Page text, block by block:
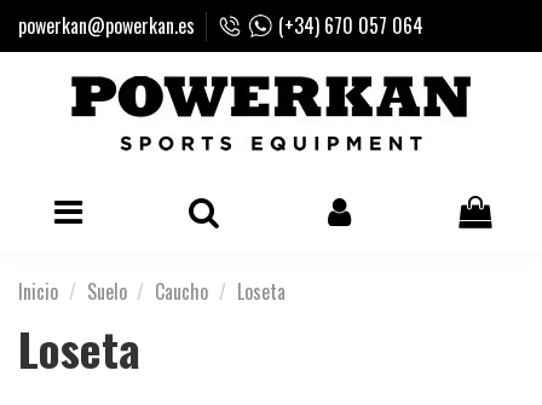
powerkan@powerkan.es (+34) 670 057 064
Inicio Suelo Caucho Loseta
Loseta